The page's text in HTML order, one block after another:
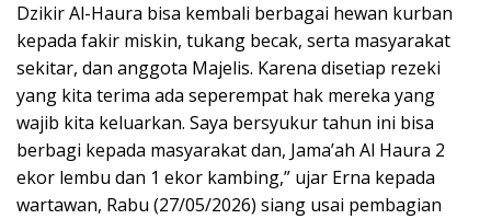
Dzikir Al-Haura bisa kembali berbagai hewan kurban
kepada fakir miskin, tukang becak, serta masyarakat
sekitar, dan anggota Majelis. Karena disetiap rezeki
yang kita terima ada seperempat hak mereka yang
wajib kita keluarkan. Saya bersyukur tahun ini bisa
berbagi kepada masyarakat dan, Jama’ah Al Haura 2
ekor lembu dan 1 ekor kambing,” ujar Erna kepada
wartawan, Rabu (27/05/2026) siang usai pembagian